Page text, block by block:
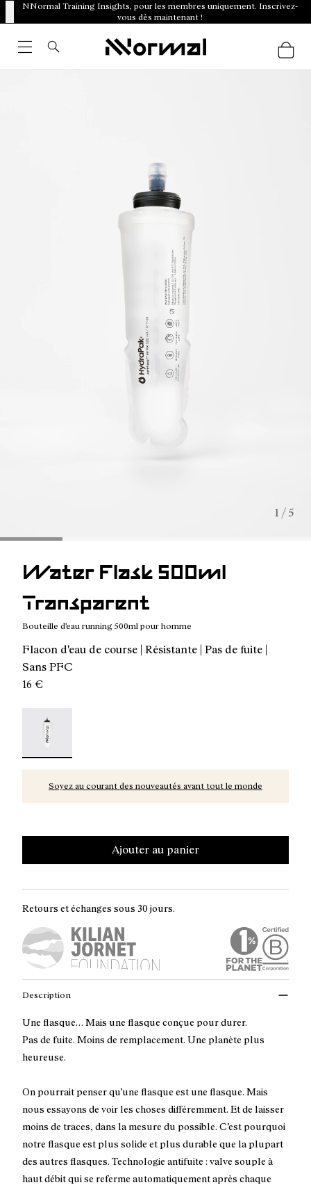
NNormal Training Insights, pour les membres uniquement. Inscrivez-
vous dès maintenant !
1 / 5
Water Flask 500ml
Transparent
Bouteille d'eau running 500ml pour homme
Flacon d'eau de course | Résistante | Pas de fuite |
Sans PFC
16 €
Water Flask 500ml Transparent - N1AWF01-001 -
Soyez au courant des nouveautés avant tout le monde
Ajouter au panier
Retours et échanges sous 30 jours.
Description
Une flasque… Mais une flasque conçue pour durer.
Pas de fuite. Moins de remplacement. Une planète plus
heureuse.
On pourrait penser qu’une flasque est une flasque. Mais
nous essayons de voir les choses différemment. Et de laisser
moins de traces, dans la mesure du possible. C’est pourquoi
notre flasque est plus solide et plus durable que la plupart
des autres flasques. Technologie antifuite : valve souple à
haut débit qui se referme automatiquement après chaque